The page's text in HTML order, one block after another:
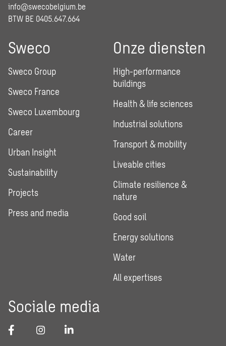
info@swecobelgium.be
BTW BE 0405.647.664
Sweco
Sweco Group
Sweco France
Sweco Luxembourg
Career
Urban Insight
Sustainability
Projects
Press and media
Onze diensten
High-performance
buildings
Health & life sciences
Industrial solutions
Transport & mobility
Liveable cities
Climate resilience &
nature
Good soil
Energy solutions
Water
All expertises
Sociale media